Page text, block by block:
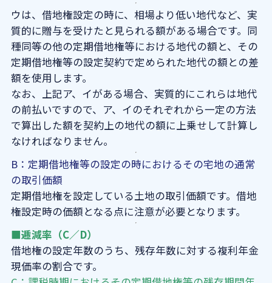
ウは、借地権設定の時に、相場より低い地代など、実
質的に贈与を受けたと見られる額がある場合です。同
種同等の他の定期借地権等における地代の額と、その
定期借地権等の設定契約で定められた地代の額との差
額を使用します。
なお、上記ア、イがある場合、実質的にこれらは地代
の前払いですので、ア、イのそれぞれから一定の方法
で算出した額を契約上の地代の額に上乗せして計算し
なければなりません。
B：定期借地権等の設定の時におけるその宅地の通常
の取引価額
定期借地権を設定している土地の取引価額です。借地
権設定時の価額となる点に注意が必要となります。
■逓減率（C／D）
借地権の設定年数のうち、残存年数に対する複利年金
現価率の割合です。